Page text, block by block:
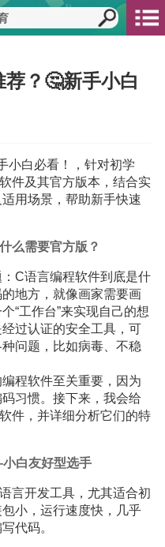
？🤔新手小白
小白必看！，针对初学
件及其官方版本，结合实
用场景，帮助新手快速
么需要官方版？
C语言编程软件到底是什
地方，就像画家需要画
“工作台”来实现自己的想
过认证的安全工具，可
问题，比如病毒、不稳
程软件至关重要，因为
习惯。接下来，我会给
件，并详细分析它们的特
白友好型选手
言开发工具，尤其适合初
小，运行速度快，几乎
代码。